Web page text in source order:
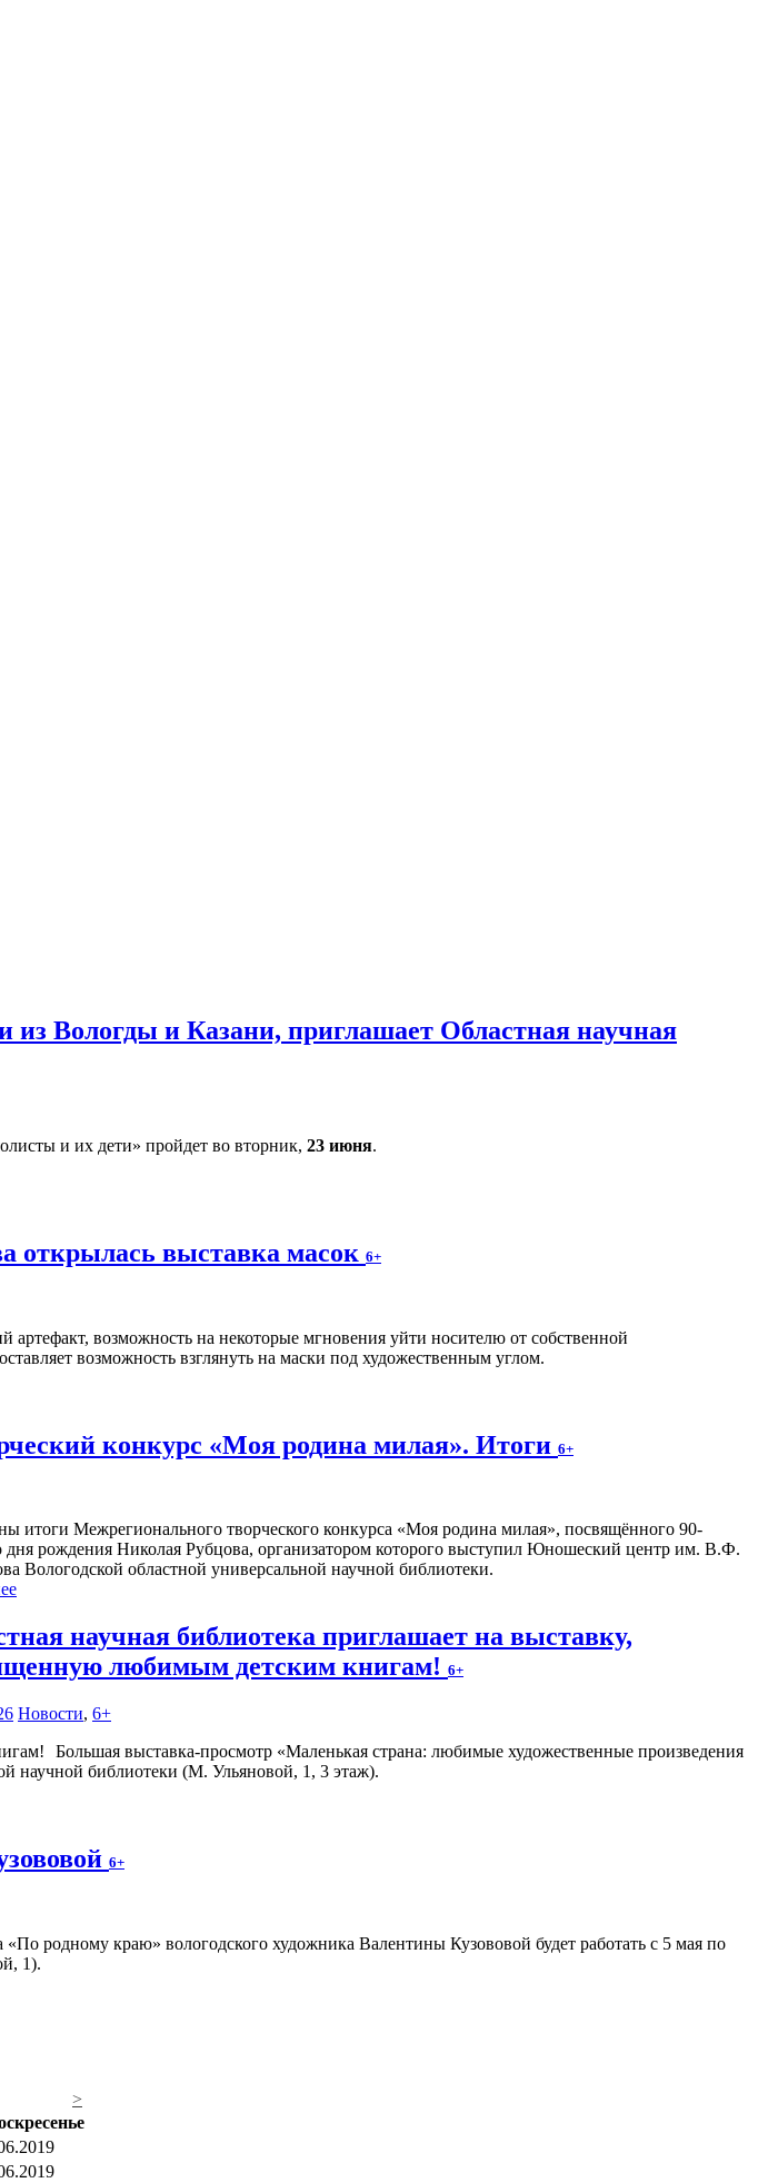
Вологды и Казани, приглашает Областная научная
и их дети» пройдет во вторник, 23 июня.
выставка масок 6+
артефакт, возможность на некоторые мгновения уйти носителю от собственной
возможность взглянуть на маски под художественным углом.
конкурс «Моя родина милая». Итоги 6+
итоги Межрегионального творческого конкурса «Моя родина милая», посвящённого 90-
дня рождения Николая Рубцова, организатором которого выступил Юношеский центр им. В.Ф.
Вологодской областной универсальной научной библиотеки.
научная библиотека приглашает на выставку,
любимым детским книгам! 6+
Новости, 6+
Большая выставка-просмотр «Маленькая страна: любимые художественные произведения
научной библиотеки (М. Ульяновой, 1, 3 этаж).
6+
«По родному краю» вологодского художника Валентины Кузововой будет работать с 5 мая по
1).
>